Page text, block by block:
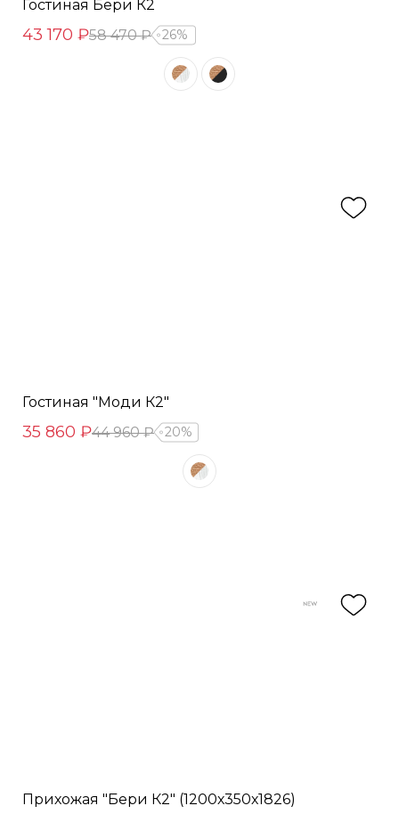
Гостиная Бери К2
43 170 ₽58 470 ₽ 26%
Гостиная "Моди К2"
35 860 ₽44 960 ₽ 20%
Прихожая "Бери К2" (1200х350х1826)